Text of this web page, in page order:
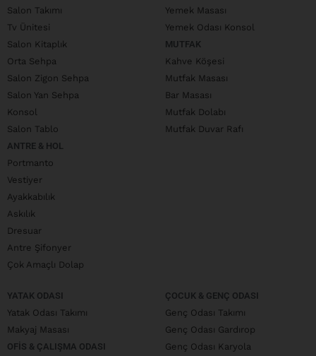
Salon Takımı
Tv Ünitesi
Salon Kitaplık
Orta Sehpa
Salon Zigon Sehpa
Salon Yan Sehpa
Konsol
Salon Tablo
ANTRE & HOL
Portmanto
Vestiyer
Ayakkabılık
Askılık
Dresuar
Antre Şifonyer
Çok Amaçlı Dolap
Yemek Masası
Yemek Odası Konsol
MUTFAK
Kahve Köşesi
Mutfak Masası
Bar Masası
Mutfak Dolabı
Mutfak Duvar Rafı
YATAK ODASI
Yatak Odası Takımı
Makyaj Masası
OFIS & ÇALIŞMA ODASI
ÇOCUK & GENÇ ODASI
Genç Odası Takımı
Genç Odası Gardırop
Genç Odası Karyola